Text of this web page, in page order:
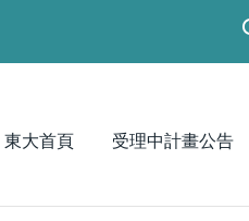
東大首頁 受理中計畫公告